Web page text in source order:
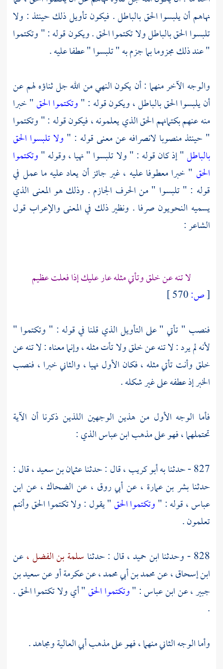
نهاهم أن يلبسوا الحق بالباطل . فيكون تأويل ذلك حينئذ : ولا
تلبسوا الحق بالباطل ولا تكتموا الحق . ويكون قوله : " وتكتموا
" عند ذلك مجزوما بما جزم به " تلبسوا " عطفا عليه .
والوجه الآخر منهما : أن يكون النهي من الله جل ثناؤه لهم عن
أن يلبسوا الحق بالباطل ، ويكون قوله : "وتكتموا الحق" خبرا
منه عنهم بكتمانهم الحق الذي يعلمونه ، فيكون قوله : " وتكتموا
" حينئذ منصوبا لانصرافه عن معنى قوله : " ولا تلبسوا الحق
بالباطل" إذ كان قوله : " ولا تلبسوا " نهيا ، وقوله "وتكتموا
الحق " خبرا معطوفا عليه ، غير جائز أن يعاد عليه ما عمل في
قوله : " تلبسوا " من الحرف الجازم . وذلك هو المعنى الذي
يسميه النحويون صرفا . ونظير ذلك في المعنى والإعراب قول
الشاعر :
لا تنه عن خلق وتأتي مثله عار عليك إذا فعلت عظيم
[ص:
فنصب " تأتي " على التأويل الذي قلنا في قوله : " وتكتموا "
لأنه لم يرد : لا تنه عن خلق ولا تأت مثله ، وإنما معناه : لا تنه عن
خلق وأنت تأتي مثله ، فكان الأول نهيا ، والثاني خبرا ، فنصب
الخبر إذ عطفه على غير شكله .
فأما الوجه الأول من هذين الوجهين اللذين ذكرنا أن الآية
تحتملهما ، فهو على مذهبابن عباسالذي :
827 - حدثنا به
أبو كريب ،قال : حدثناعثمان بن سعيد ،قال :
حدثنا بشر بن عمارة ، عنأبي روق ، عن الضحاك ، عن ابن
عباس ،قوله : "وتكتموا الحق" يقول : ولا تكتموا الحق وأنتم
تعلمون .
828 - وحدثنا
ابن حميد ،قال : حدثنا سلمة بن الفضل ،عن
ابن إسحاق ،عنمحمد بن أبي محمد ،عنعكرمةأو عنسعيد بن
جبير ،عنابن عباس: "وتكتموا الحق" أي ولا تكتموا الحق .
.
وأما الوجه الثاني منهما ، فهو على مذهبأبي العاليةومجاهد.